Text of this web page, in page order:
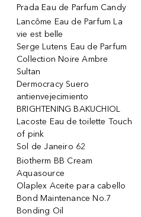
Prada Eau de Parfum Candy
Lancôme Eau de Parfum La
vie est belle
Serge Lutens Eau de Parfum
Collection Noire Ambre
Sultan
Dermocracy Suero
antienvejecimiento
BRIGHTENING BAKUCHIOL
Lacoste Eau de toilette Touch
of pink
Sol de Janeiro 62
Biotherm BB Cream
Aquasource
Olaplex Aceite para cabello
Bond Maintenance No.7
Bonding Oil